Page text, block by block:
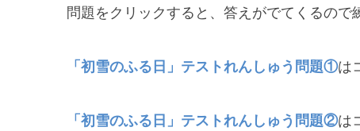
問題をクリックすると、答えがでてくるので
「初雪のふる日」テストれんしゅう問題①は
「初雪のふる日」テストれんしゅう問題②は